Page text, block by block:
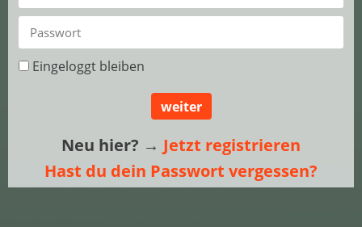
Eingeloggt bleiben
weiter
Neu hier? → Jetzt registrieren
Hast du dein Passwort vergessen?